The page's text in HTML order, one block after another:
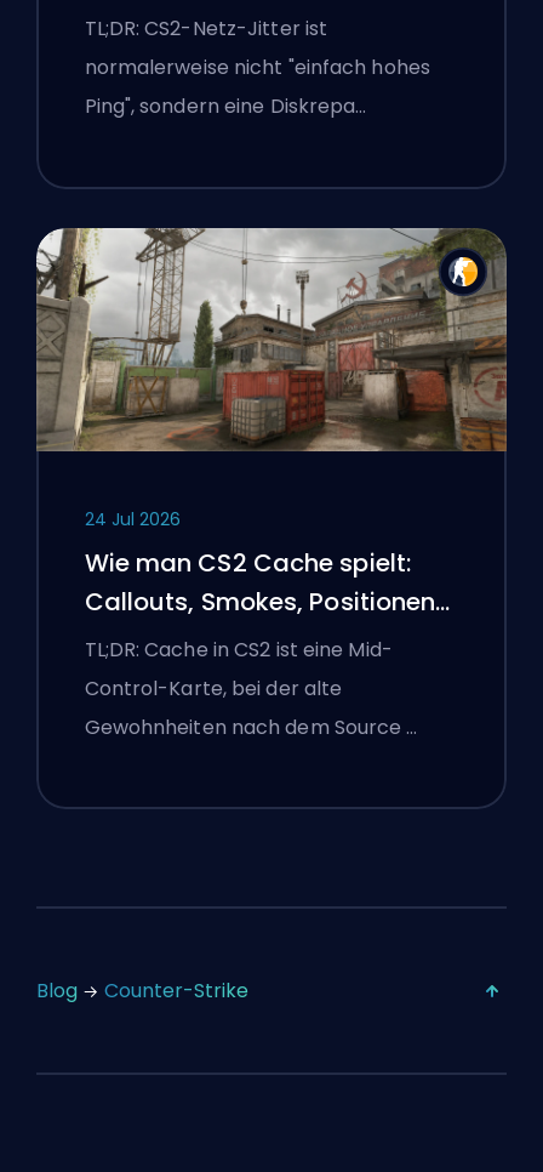
TL;DR: CS2-Netz-Jitter ist
normalerweise nicht "einfach hohes
Ping", sondern eine Diskrepa…
24 Jul 2026
Wie man CS2 Cache spielt:
Callouts, Smokes, Positionen
und Premier-Tipps
TL;DR: Cache in CS2 ist eine Mid-
Control-Karte, bei der alte
Gewohnheiten nach dem Source …
Blog Counter-Strike